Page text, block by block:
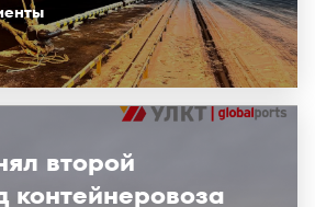
второй
контейнеровоза